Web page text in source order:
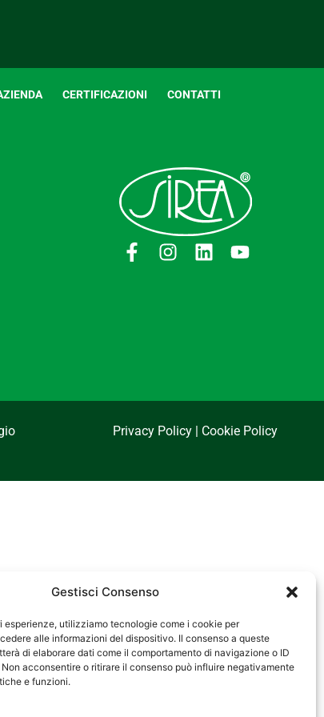
Gestisci Consenso
esperienze, utilizziamo tecnologie come i cookie per
alle informazioni del dispositivo. Il consenso a queste
di elaborare dati come il comportamento di navigazione o ID
acconsentire o ritirare il consenso può influire negativamente
e funzioni.
CERTIFICAZIONI CONTATTI
Privacy Policy | Cookie Policy